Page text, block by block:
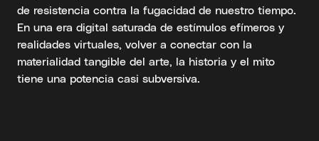
de resistencia contra la fugacidad de nuestro tiempo.
En una era digital saturada de estímulos efímeros y
realidades virtuales, volver a conectar con la
materialidad tangible del arte, la historia y el mito
tiene una potencia casi subversiva.